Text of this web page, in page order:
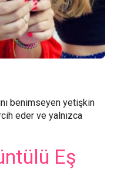
benimseyen yetişkin
eder ve yalnızca
Eş